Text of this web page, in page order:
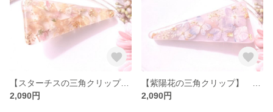
【スターチスの三角クリップ】レジン ドライフラワー 花 ヘアクリップ
2,090円
2,090円